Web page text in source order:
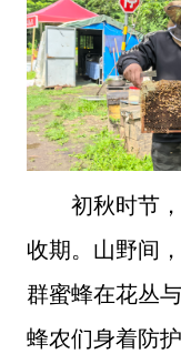
初秋时节
收期。山野间
群蜜蜂在花丛
蜂农们身着防